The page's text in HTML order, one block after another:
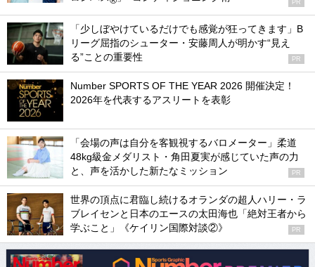
PR
「少しぼやけているだけでも感覚が狂ってきます」B
リーグ屈指のシューター・安藤周人が明かす“見え
る”ことの重要性
PR
Number SPORTS OF THE YEAR 2026 開催決定！
2026年を代表するアスリートを表彰
「会場の声は自分を客観視するバロメーター」柔道
48kg級金メダリスト・角田夏実が感じていた声の力
と、声を活かした新たなミッション
PR
世界の頂点に君臨し続けるオランダの超人ハリー・ラ
ブレイセンと日本のエースの太田海也「絶対王者から
学ぶこと」《ケイリン国際対談②》
PR